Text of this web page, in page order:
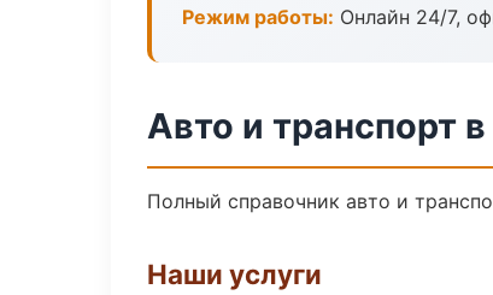
Режим работы: Онлайн 24/7,
Авто и транспорт
Полный справочник авто и
Наши услуги